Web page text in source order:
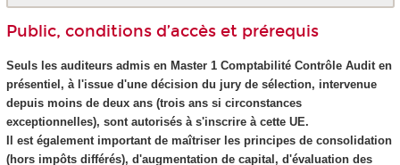
Public, conditions d’accès et prérequis
Seuls les auditeurs admis en Master 1 Comptabilité Contrôle Audit en
présentiel, à l'issue d'une décision du jury de sélection, intervenue
depuis moins de deux ans (trois ans si circonstances
exceptionnelles), sont autorisés à s'inscrire à cette UE.
Il est également important de maîtriser les principes de consolidation
(hors impôts différés), d'augmentation de capital, d'évaluation des